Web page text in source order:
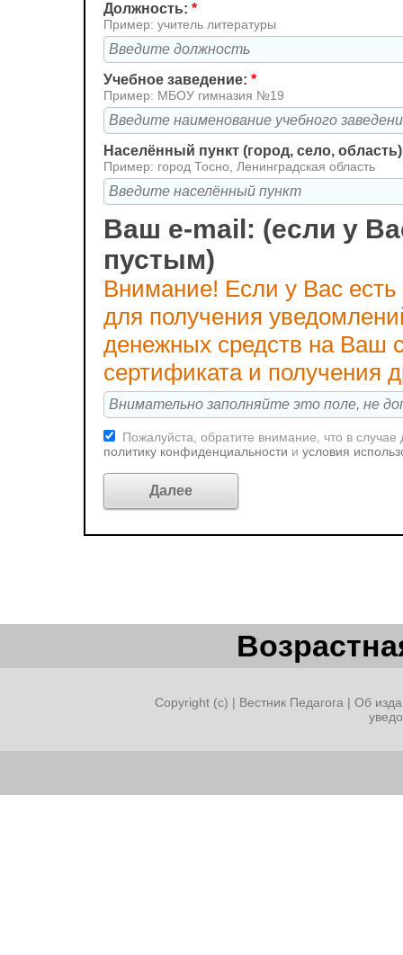
Должность: *
Пример: учитель литературы
Учебное заведение: *
Пример: МБОУ гимназия №19
Населённый пункт (город, село,
Пример: город Тосно, Ленинградская область
Ваш e-mail: (если у
пустым)
Внимание! Если у Вас
для получения
денежных средств на Ваш
сертификата и получения
Пожалуйста, обратите внимание, что в
политику конфиденциальности и условия
Copyright (c) | Вестник Педагога | Об